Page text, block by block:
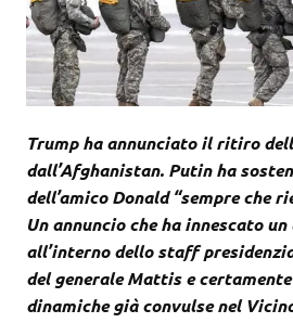
Trump ha annunciato il ritiro
dall’Afghanistan. Putin ha
dell’amico Donald “sempre che
Un annuncio che ha innescato
all’interno dello staff
del generale Mattis e
dinamiche già convulse nel